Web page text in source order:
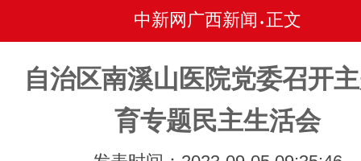
中新网广西新闻 • 正文
自治区南溪山医院党委召开
育专题民主生活会